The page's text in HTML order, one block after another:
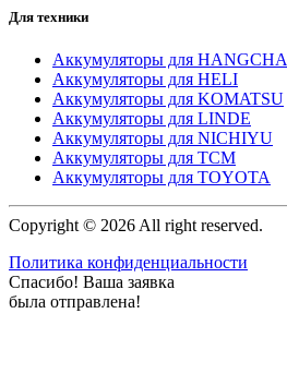
Для техники
Аккумуляторы для HANGCHA
Аккумуляторы для HELI
Аккумуляторы для KOMATSU
Аккумуляторы для LINDE
Аккумуляторы для NICHIYU
Аккумуляторы для TCM
Аккумуляторы для TOYOTA
Copyright © 2026 All right reserved.
Политика конфиденциальности
Спасибо! Ваша заявка
была отправлена!